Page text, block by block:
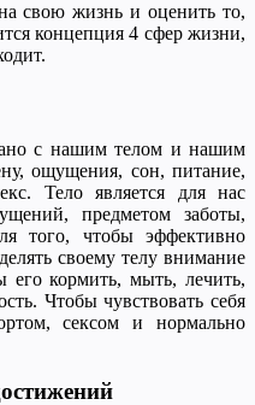
свою жизнь и оценить то,
концепция 4 сфер жизни,
с нашим телом и нашим
ощущения, сон, питание,
Тело является для нас
предметом заботы,
того, чтобы эффективно
своему телу внимание
кормить, мыть, лечить,
Чтобы чувствовать себя
сексом и нормально